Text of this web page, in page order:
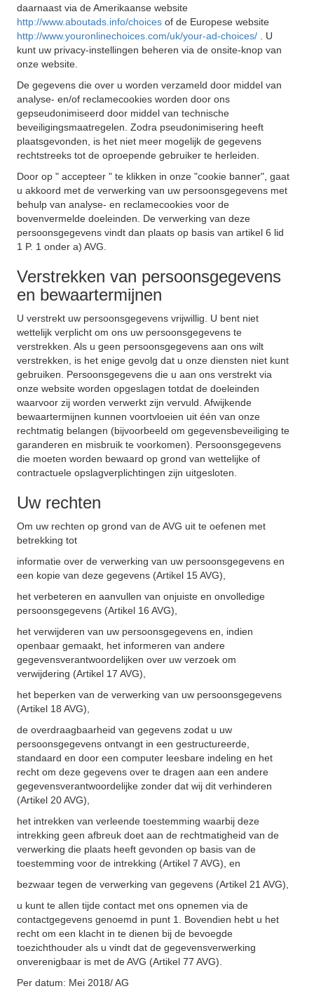
daarnaast via de Amerikaanse website
http://www.aboutads.info/choices of de Europese website
http://www.youronlinechoices.com/uk/your-ad-choices/
. U
kunt uw privacy-instellingen beheren via de onsite-knop van
onze website.
De gegevens die over u worden verzameld door middel van
analyse- en/of reclamecookies worden door ons
gepseudonimiseerd door middel van technische
beveiligingsmaatregelen. Zodra pseudonimisering heeft
plaatsgevonden, is het niet meer mogelijk de gegevens
rechtstreeks tot de oproepende gebruiker te herleiden.
Door op " accepteer " te klikken in onze "cookie banner", gaat
u akkoord met de verwerking van uw persoonsgegevens met
behulp van analyse- en reclamecookies voor de
bovenvermelde doeleinden. De verwerking van deze
persoonsgegevens vindt dan plaats op basis van artikel 6 lid
1 P. 1 onder a) AVG.
Verstrekken van persoonsgegevens
en bewaartermijnen
U verstrekt uw persoonsgegevens vrijwillig. U bent niet
wettelijk verplicht om ons uw persoonsgegevens te
verstrekken. Als u geen persoonsgegevens aan ons wilt
verstrekken, is het enige gevolg dat u onze diensten niet kunt
gebruiken. Persoonsgegevens die u aan ons verstrekt via
onze website worden opgeslagen totdat de doeleinden
waarvoor zij worden verwerkt zijn vervuld. Afwijkende
bewaartermijnen kunnen voortvloeien uit één van onze
rechtmatig belangen (bijvoorbeeld om gegevensbeveiliging te
garanderen en misbruik te voorkomen). Persoonsgegevens
die moeten worden bewaard op grond van wettelijke of
contractuele opslagverplichtingen zijn uitgesloten.
Uw rechten
Om uw rechten op grond van de AVG uit te oefenen met
betrekking tot
informatie over de verwerking van uw persoonsgegevens en
een kopie van deze gegevens (Artikel 15 AVG),
het verbeteren en aanvullen van onjuiste en onvolledige
persoonsgegevens (Artikel 16 AVG),
het verwijderen van uw persoonsgegevens en, indien
openbaar gemaakt, het informeren van andere
gegevensverantwoordelijken over uw verzoek om
verwijdering (Artikel 17 AVG),
het beperken van de verwerking van uw persoonsgegevens
(Artikel 18 AVG),
de overdraagbaarheid van gegevens zodat u uw
persoonsgegevens ontvangt in een gestructureerde,
standaard en door een computer leesbare indeling en het
recht om deze gegevens over te dragen aan een andere
gegevensverantwoordelijke zonder dat wij dit verhinderen
(Artikel 20 AVG),
het intrekken van verleende toestemming waarbij deze
intrekking geen afbreuk doet aan de rechtmatigheid van de
verwerking die plaats heeft gevonden op basis van de
toestemming voor de intrekking (Artikel 7 AVG), en
bezwaar tegen de verwerking van gegevens (Artikel 21 AVG),
u kunt te allen tijde contact met ons opnemen via de
contactgegevens genoemd in punt 1. Bovendien hebt u het
recht om een klacht in te dienen bij de bevoegde
toezichthouder als u vindt dat de gegevensverwerking
onverenigbaar is met de AVG (Artikel 77 AVG).
Per datum: Mei 2018/ AG